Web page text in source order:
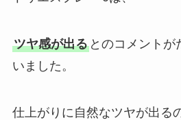
ツヤ感が出るとのコメントが
いました。
仕上がりに自然なツヤが出る